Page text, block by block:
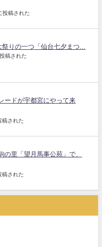
投稿された
りの一つ「仙台七夕まつ...
稿された
ードが宇都宮にやって来
稿された
の里「望月馬事公苑」で、
稿された